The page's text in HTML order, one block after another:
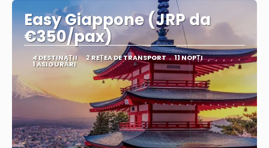
Easy Giappone (JRP da
€350/pax)
4 DESTINAŢII 2 REȚEA DE TRANSPORT 11 NOPȚI
1 ASIGURĂRI